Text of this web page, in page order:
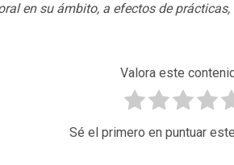
en su ámbito, a efectos de
Valora este
Sé el primero en puntuar